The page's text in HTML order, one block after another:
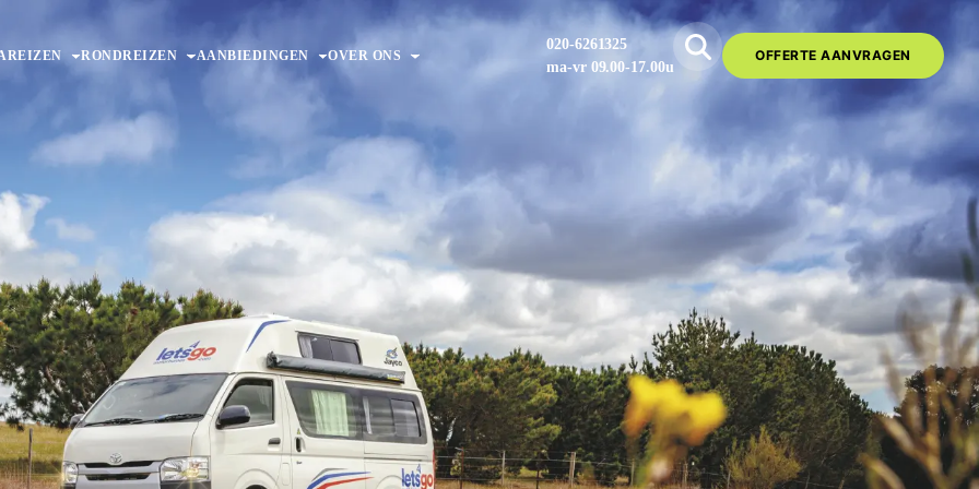
RONDREIZEN AANBIEDINGEN OVER ONS
020-6261325
ma-vr 09.00-17.00u
OFFERTE AANVRAGEN